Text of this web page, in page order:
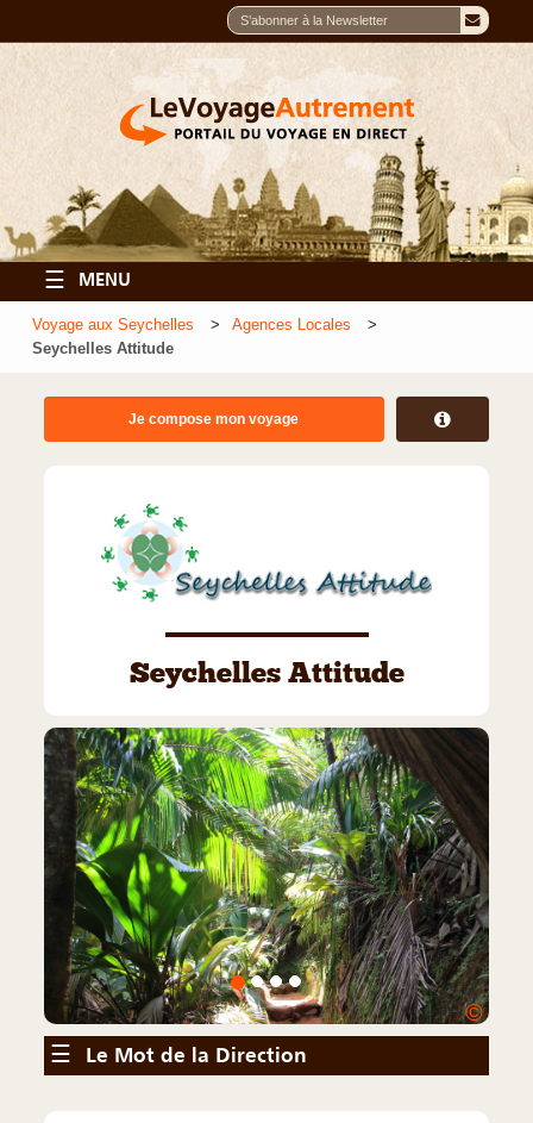
☰ MENU
Voyage aux Seychelles
Agences Locales
Seychelles Attitude
Je compose mon voyage
Seychelles Attitude
©
☰
Le Mot de la Direction